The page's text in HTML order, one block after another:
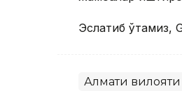
Эслатиб ўтамиз,
Алмати вилояти